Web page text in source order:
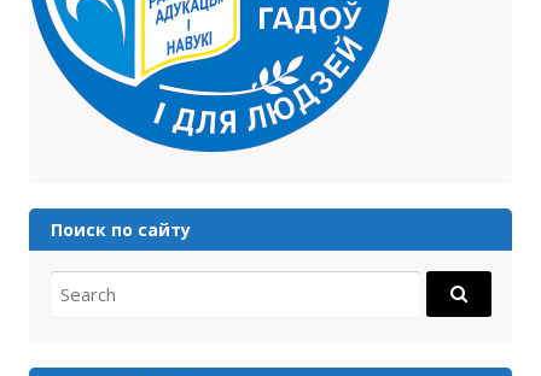
Поиск по сайту
Search for: